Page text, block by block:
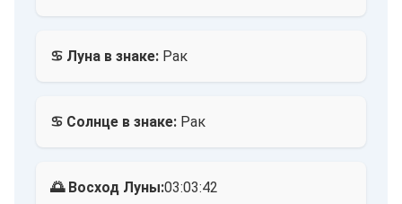
♋ Луна в знаке: Рак
♋ Солнце в знаке: Рак
🌅 Восход Луны:03:03:42